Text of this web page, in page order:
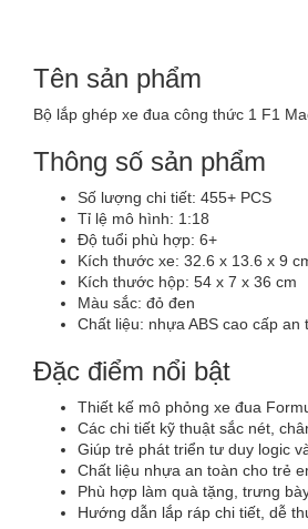
Tên sản phẩm
Bộ lắp ghép xe đua công thức 1 F1
Thông số sản phẩm
Số lượng chi tiết: 455+ PCS
Tỉ lệ mô hình: 1:18
Độ tuổi phù hợp: 6+
Kích thước xe: 32.6 x 13.6 x 9
Kích thước hộp: 54 x 7 x 36 cm
Màu sắc: đỏ đen
Chất liệu: nhựa ABS cao cấp an
Đặc điểm nổi bật
Thiết kế mô phỏng xe đua
Các chi tiết kỹ thuật sắc nét,
Giúp trẻ phát triển tư duy logic
Chất liệu nhựa an toàn cho trẻ
Phù hợp làm quà tặng, trưng
Hướng dẫn lắp ráp chi tiết, dễ